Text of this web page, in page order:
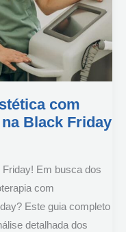
com
Black Friday
Friday! Em busca dos
com
Este guia completo
detalhada dos